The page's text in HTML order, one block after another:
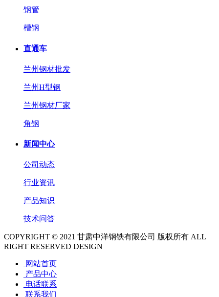
钢管
槽钢
直通车
兰州钢材批发
兰州H型钢
兰州钢材厂家
角钢
新闻中心
公司动态
行业资讯
产品知识
技术问答
COPYRIGHT © 2021 甘肃中洋钢铁有限公司 版权所有 ALL
RIGHT RESERVED DESIGN
网站首页
产品中心
电话联系
联系我们